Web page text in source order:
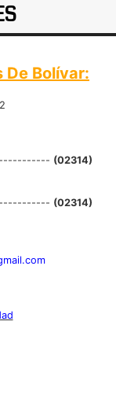
De Bolívar:
(02314)
(02314)